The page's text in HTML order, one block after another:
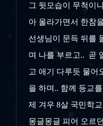
그 뒷모습이 무척이
아 올라가면서 한참
선생님이 문득 뒤를
며 나를 부르고.. 곧
고 애기 다루듯 물어
을 하며.. 함께 등교
제 겨우 8살 국민학
몽글몽글 피어 오르